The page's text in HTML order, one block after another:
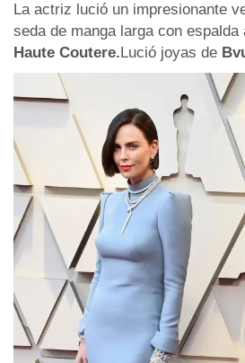
La actriz lució un impresionante
seda de manga larga con espalda
Haute Coutere.Lució joyas de